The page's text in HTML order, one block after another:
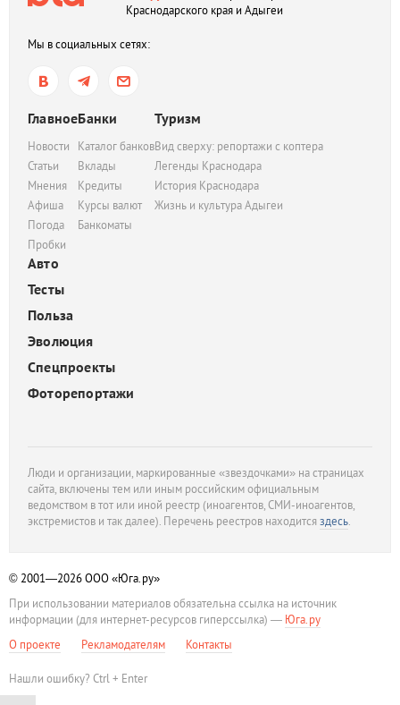
Краснодарского края и Адыгеи
Мы в социальных сетях:
Главное
Новости
Статьи
Мнения
Афиша
Погода
Пробки
Банки
Каталог банков
Вклады
Кредиты
Курсы валют
Банкоматы
Туризм
Вид сверху: репортажи с коптера
Легенды Краснодара
История Краснодара
Жизнь и культура Адыгеи
Авто
Тесты
Польза
Эволюция
Спецпроекты
Фоторепортажи
Люди и организации, маркированные «звездочками» на страницах
сайта, включены тем или иным российским официальным
ведомством в тот или иной реестр (иноагентов, СМИ-иноагентов,
экстремистов и так далее). Перечень реестров находитсяздесь.
© 2001—2026ООО «Юга.ру»
При использовании материалов обязательна ссылка на источник
информации (для интернет-ресурсов гиперссылка) — Юга.ру
О проекте
Рекламодателям Контакты
Нашли ошибку? Ctrl + Enter